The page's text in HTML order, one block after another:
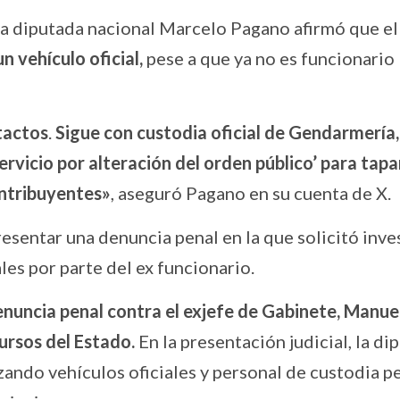
diputada nacional Marcelo Pagano afirmó que el
vehículo oficial, pese a que ya no es funcionario
Sigue con custodia oficial de Gendarmería,
por alteración del orden público’ para
, aseguró Pagano en su cuenta de X.
una denuncia penal en la que solicitó
por parte del ex funcionario.
penal contra el exjefe de Gabinete,
del Estado. En la presentación judicial, la
vehículos oficiales y personal de custodia